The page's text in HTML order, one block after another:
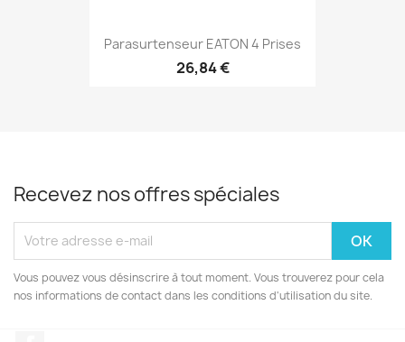
Parasurtenseur EATON 4 Prises
26,84 €
Recevez nos offres spéciales
Vous pouvez vous désinscrire à tout moment. Vous trouverez pour cela
nos informations de contact dans les conditions d'utilisation du site.